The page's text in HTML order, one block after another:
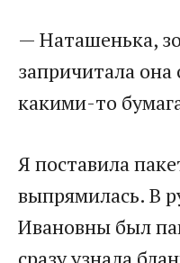
— Наташенька,
запричитала она
какими-то
Я поставила
выпрямилась. В
Ивановны был